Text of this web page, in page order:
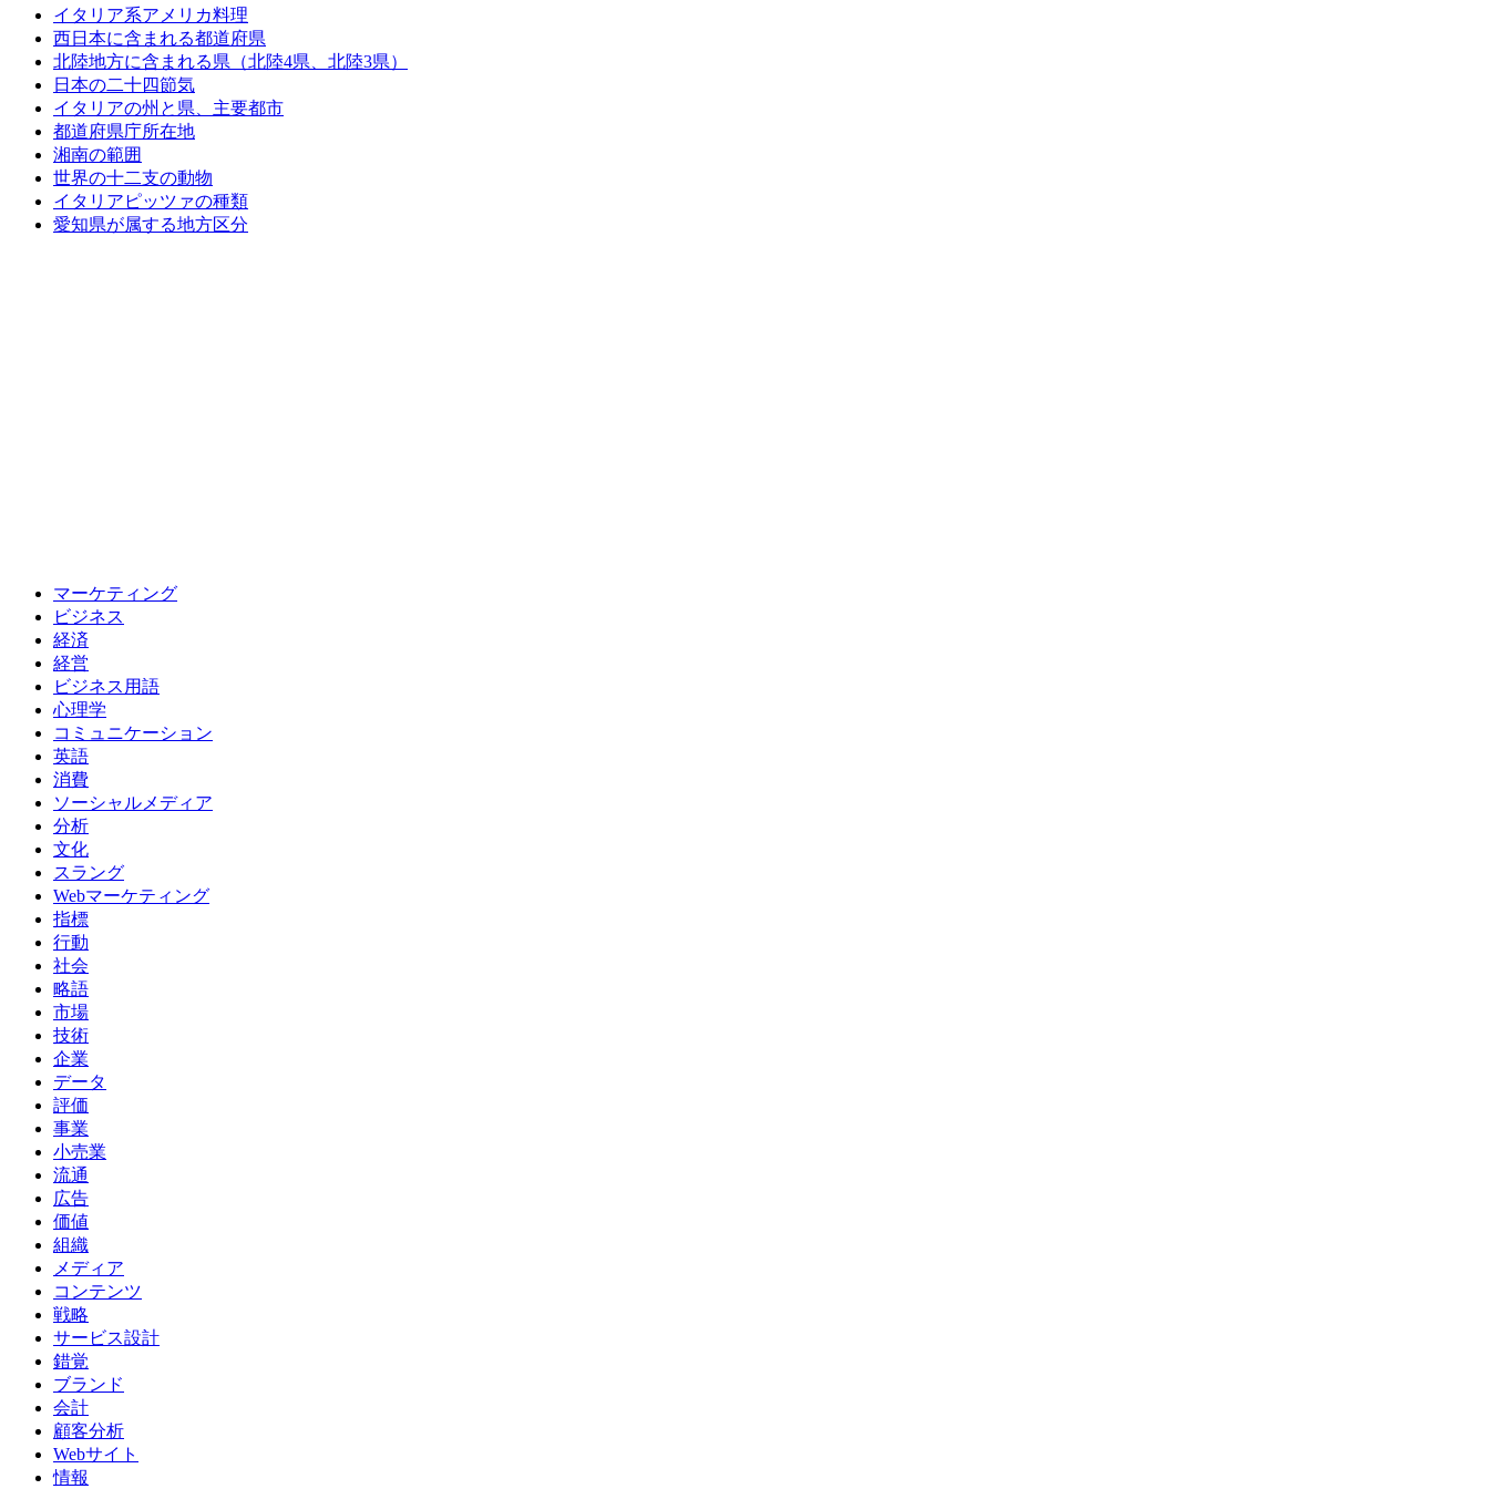
イタリア系アメリカ料理
西日本に含まれる都道府県
北陸地方に含まれる県（北陸4県、北陸3県）
日本の二十四節気
イタリアの州と県、主要都市
都道府県庁所在地
湘南の範囲
世界の十二支の動物
イタリアピッツァの種類
愛知県が属する地方区分
マーケティング
ビジネス
経済
経営
ビジネス用語
心理学
コミュニケーション
英語
消費
ソーシャルメディア
分析
文化
スラング
Webマーケティング
指標
行動
社会
略語
市場
技術
企業
データ
評価
事業
小売業
流通
広告
価値
組織
メディア
コンテンツ
戦略
サービス設計
錯覚
ブランド
会計
顧客分析
Webサイト
情報